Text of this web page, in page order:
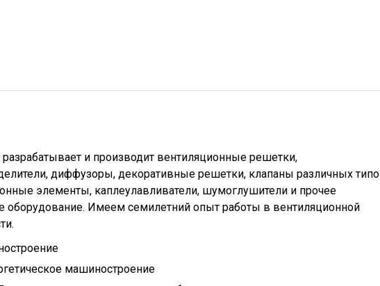
и производит вентиляционные решетки,
диффузоры, декоративные решетки, клапаны различных
элементы, каплеулавливатели, шумоглушители и прочее
оборудование. Имеем семилетний опыт работы в вентиляционной
машиностроение